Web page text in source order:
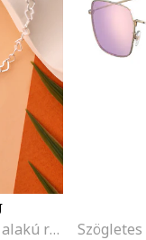
925 ezüst karkötő szív alakú részletekkel, Ezüstszín